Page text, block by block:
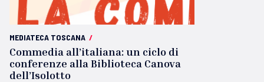
MEDIATECA TOSCANA /
Commedia all’italiana: un ciclo di
conferenze alla Biblioteca Canova
dell’Isolotto